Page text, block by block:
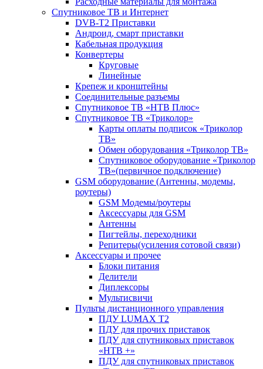
Спутниковое ТВ и Интернет
DVB-Т2 Приставки
Андроид, смарт приставки
Кабельная продукция
Конвертеры
Круговые
Линейные
Крепеж и кронштейны
Соединительные разъемы
Спутниковое ТВ «НТВ Плюс»
Спутниковое ТВ «Триколор»
Карты оплаты подписок «Триколор
ТВ»
Обмен оборудования «Триколор ТВ»
Спутниковое оборудование «Триколор
ТВ»(первичное подключение)
GSM оборудование (Антенны, модемы,
роутеры)
GSM Модемы/роутеры
Аксессуары для GSM
Антенны
Пигтейлы, переходники
Репитеры(усиления сотовой связи)
Аксессуары и прочее
Блоки питания
Делители
Диплексоры
Мультисвичи
Пульты дистанционного управления
ПДУ LUMAX Т2
ПДУ для прочих приставок
ПДУ для спутниковых приставок
«НТВ +»
ПДУ для спутниковых приставок